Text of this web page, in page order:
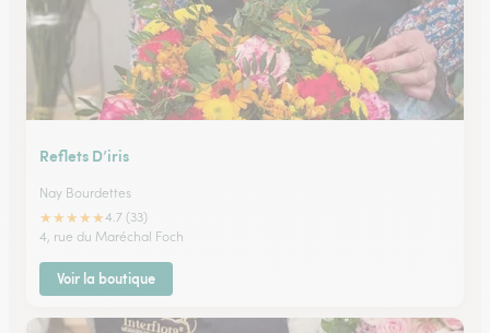
Reflets D’iris
Nay Bourdettes
★★★★★4.7 (33)
4, rue du Maréchal Foch
Voir la boutique